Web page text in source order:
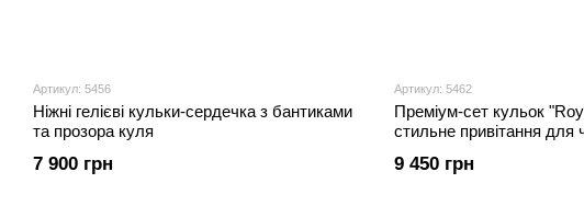
Артикул: 5456
Ніжні гелієві кульки-сердечка з бантиками
та прозора куля
7 900 грн
Артикул: 5462
Преміум-сет кульок
стильне привітання для
9 450 грн